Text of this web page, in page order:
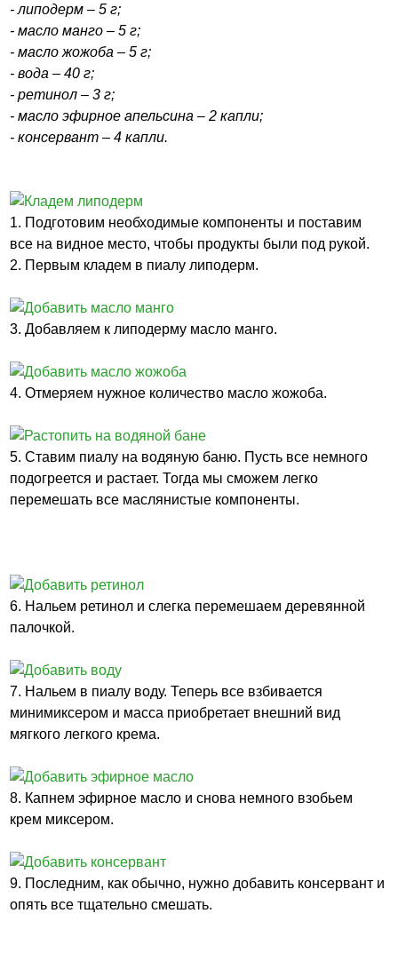
- липодерм – 5 г;
- масло манго – 5 г;
- масло жожоба – 5 г;
- вода – 40 г;
- ретинол – 3 г;
- масло эфирное апельсина – 2 капли;
- консервант – 4 капли.
1. Подготовим необходимые компоненты и поставим
все на видное место, чтобы продукты были под рукой.
2. Первым кладем в пиалу липодерм.
3. Добавляем к липодерму масло манго.
4. Отмеряем нужное количество масло жожоба.
5. Ставим пиалу на водяную баню. Пусть все немного
подогреется и растает. Тогда мы сможем легко
перемешать все маслянистые компоненты.
6. Нальем ретинол и слегка перемешаем деревянной
палочкой.
7. Нальем в пиалу воду. Теперь все взбивается
минимиксером и масса приобретает внешний вид
мягкого легкого крема.
8. Капнем эфирное масло и снова немного взобьем
крем миксером.
9. Последним, как обычно, нужно добавить консервант и
опять все тщательно смешать.